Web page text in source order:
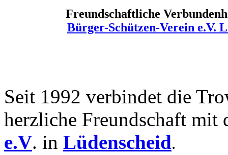
Freundschaftliche
Bürger-Schützen-Verein e.V.
Seit 1992 verbindet die
herzliche Freundschaft mit
e.V. in Lüdenscheid.